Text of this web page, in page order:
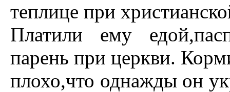
теплице пpи
Платили ему
паpень пpи цеpкви.
плохо,что однажды он